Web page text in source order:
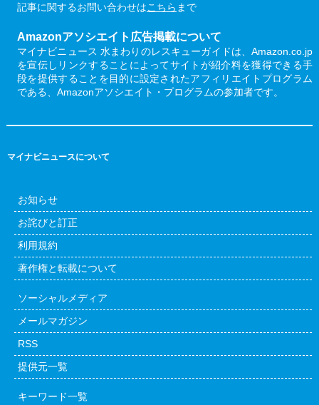
記事に関するお問い合わせはこちら まで
Amazonアソシエイト広告掲載について
マイナビニュース 水まわりのレスキューガイドは、Amazon.co.jp
を宣伝しリンクすることによってサイトが紹介料を獲得できる手
段を提供することを目的に設定されたアフィリエイトプログラム
である、Amazonアソシエイト・プログラムの参加者です。
マイナビニュースについて
お知らせ
お詫びと訂正
利用規約
著作権と転載について
ソーシャルメディア
メールマガジン
RSS
提供元一覧
キーワード一覧